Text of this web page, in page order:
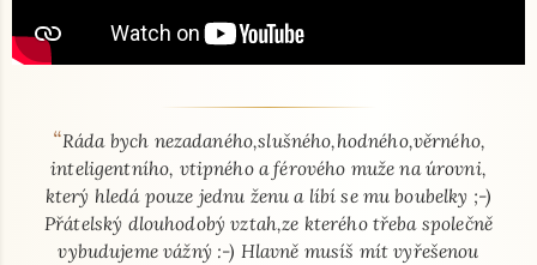
O mně - seznamka profil
“Ráda bych nezadaného,slušného,hodného,věrného,
inteligentního, vtipného a férového muže na úrovni,
který hledá pouze jednu ženu a líbí se mu boubelky ;-)
Přátelský dlouhodobý vztah,ze kterého třeba společně
vybudujeme vážný :-) Hlavně musíš mít vyřešenou